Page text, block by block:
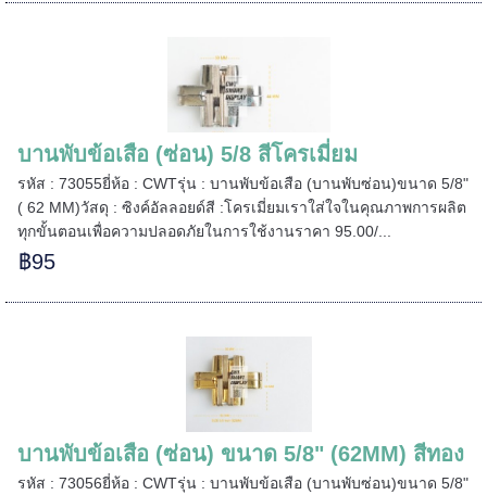
บานพับข้อเสือ (ซ่อน) 5/8 สีโครเมี่ยม
รหัส : 73055ยี่ห้อ : CWTรุ่น : บานพับข้อเสือ (บานพับซ่อน)ขนาด 5/8"
( 62 MM)วัสดุ : ซิงค์อัลลอยด์สี :โครเมี่ยมเราใส่ใจในคุณภาพการผลิต
ทุกขั้นตอนเพื่อความปลอดภัยในการใช้งานราคา 95.00/...
฿95
บานพับข้อเสือ (ซ่อน) ขนาด 5/8" (62MM) สีทอง
รหัส : 73056ยี่ห้อ : CWTรุ่น : บานพับข้อเสือ (บานพับซ่อน)ขนาด 5/8"